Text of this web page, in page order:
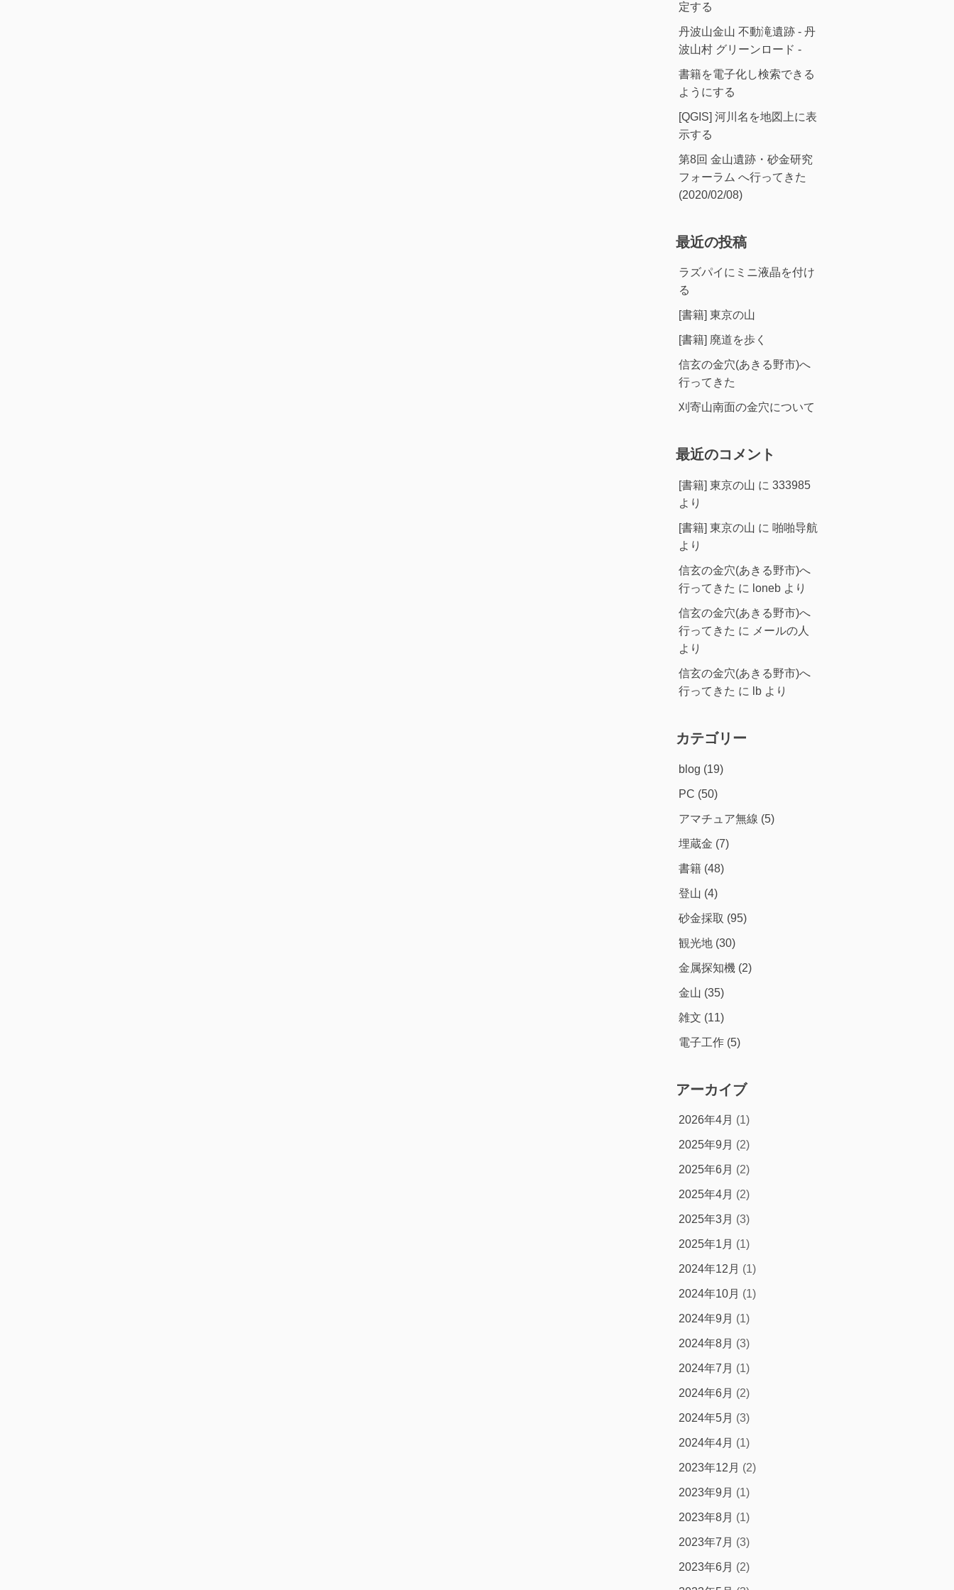
定する
丹波山金山 不動滝遺跡 - 丹
波山村 グリーンロード -
書籍を電子化し検索できる
ようにする
[QGIS] 河川名を地図上に表
示する
第8回 金山遺跡・砂金研究
フォーラム へ行ってきた
(2020/02/08)
最近の投稿
ラズパイにミニ液晶を付け
る
[書籍] 東京の山
[書籍] 廃道を歩く
信玄の金穴(あきる野市)へ
行ってきた
刈寄山南面の金穴について
最近のコメント
[書籍] 東京の山 に 333985
より
[書籍] 東京の山 に 啪啪导航
より
信玄の金穴(あきる野市)へ
行ってきた に loneb より
信玄の金穴(あきる野市)へ
行ってきた に メールの人
より
信玄の金穴(あきる野市)へ
行ってきた に lb より
カテゴリー
blog (19)
PC (50)
アマチュア無線 (5)
埋蔵金 (7)
書籍 (48)
登山 (4)
砂金採取 (95)
観光地 (30)
金属探知機 (2)
金山 (35)
雑文 (11)
電子工作 (5)
アーカイブ
2026年4月 (1)
2025年9月 (2)
2025年6月 (2)
2025年4月 (2)
2025年3月 (3)
2025年1月 (1)
2024年12月 (1)
2024年10月 (1)
2024年9月 (1)
2024年8月 (3)
2024年7月 (1)
2024年6月 (2)
2024年5月 (3)
2024年4月 (1)
2023年12月 (2)
2023年9月 (1)
2023年8月 (1)
2023年7月 (3)
2023年6月 (2)